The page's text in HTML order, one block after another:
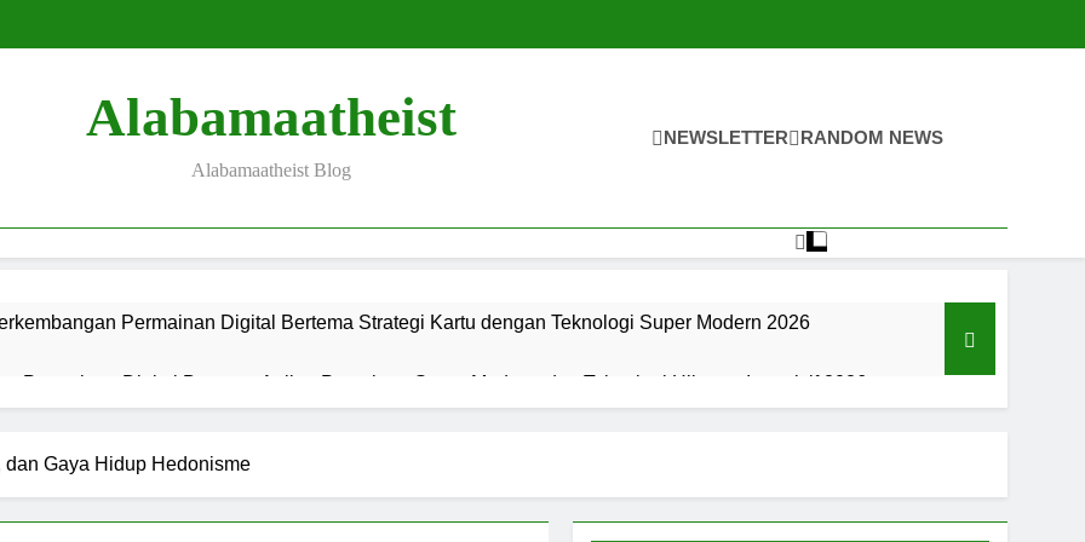
Alabamaatheist
Alabamaatheist Blog
NEWSLETTER RANDOM NEWS
Permainan Digital Bertema Strategi Kartu dengan Teknologi Super Modern 2026
Permainan Digital Bertema Anjing Petualang Super Modern, dan Teknologi Hiburan Interaktif 2026
Permainan Bertema Mitologi Mesir Kuno dan Teknologi Hiburan Digital Super Modern Di 2026
dan Gaya Hidup Hedonisme